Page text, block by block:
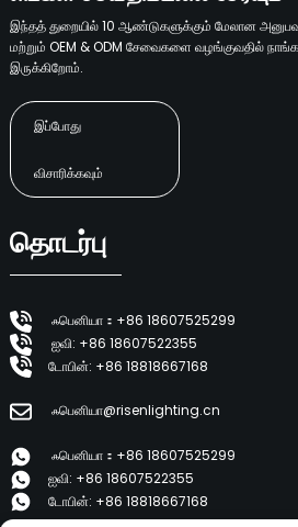
இந்தத் துறையில் 10 ஆண்டுகளுக்கும் மேலான
மற்றும் OEM & ODM சேவைகளை வழங்குவதில்
இருக்கிறோம்.
இப்போது
விசாரிக்கவும்
தொடர்பு
ஃபெனியா：+86 18607525299
ஐவி: +86 18607522355
டோபின்: +86 18818667168
ஃபெனியா@risenlighting.cn
ஃபெனியா：+86 18607525299
ஐவி: +86 18607522355
டோபின்: +86 18818667168